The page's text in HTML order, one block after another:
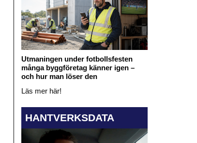
Utmaningen under fotbollsfesten
många byggföretag känner igen –
och hur man löser den
Läs mer här!
HANTVERKSDATA